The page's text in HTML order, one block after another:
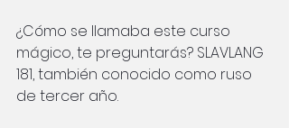
¿Cómo se llamaba este curso
mágico, te preguntarás? SLAVLANG
181, también conocido como ruso
de tercer año.